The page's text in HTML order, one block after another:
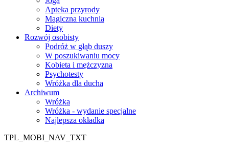
Apteka przyrody
Magiczna kuchnia
Diety
Rozwój osobisty
Podróż w głąb duszy
W poszukiwaniu mocy
Kobieta i mężczyzna
Psychotesty
Wróżka dla ducha
Archiwum
Wróżka
Wróżka - wydanie specjalne
Najlepsza okładka
TPL_MOBI_NAV_TXT